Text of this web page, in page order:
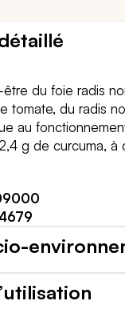
du foie radis
tomate, du radis
au
g de curcuma, à